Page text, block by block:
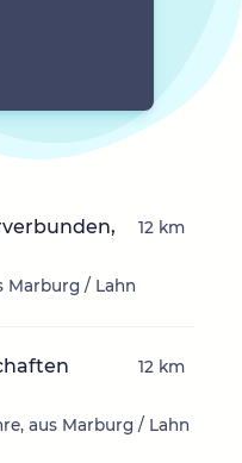
Marburg / Lahn
12 km
aus Marburg / Lahn
12 km